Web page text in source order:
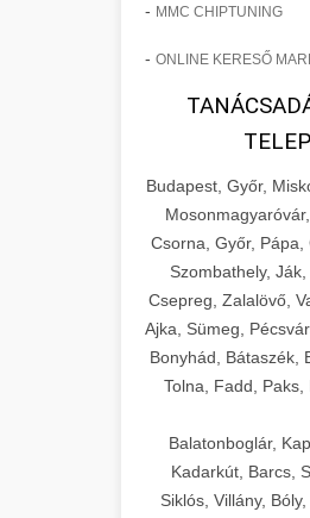
- MMC CHIPTUNING
- ONLINE KERESŐ
Budapest, Győr,
Csorna, Győr, Pápa,
Szombathely,
Csepreg, Zalalövő,
Ajka, Sümeg,
Bonyhád, Bátaszék,
Tolna, Fadd,
Balatonboglár,
Kadarkút, Barcs,
Siklós, Villány,